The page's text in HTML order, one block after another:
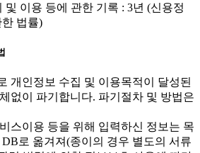
및 이용 등에 관한 기록 : 3년 (신용정
법률)
개인정보 수집 및 이용목적이 달성된
없이 파기합니다. 파기절차 및 방법은
스이용 등을 위해 입력하신 정보는 목
로 옮겨져(종이의 경우 별도의 서류